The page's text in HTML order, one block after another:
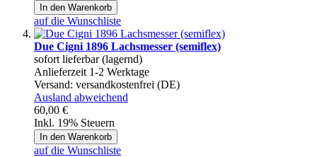
In den Warenkorb
auf die Wunschliste
Due Cigni 1896 Lachsmesser (semiflex)
sofort lieferbar (lagernd)
Anlieferzeit 1-2 Werktage
Versand: versandkostenfrei (DE)
Ausland abweichend
60,00 €
Inkl. 19% Steuern
In den Warenkorb
auf die Wunschliste